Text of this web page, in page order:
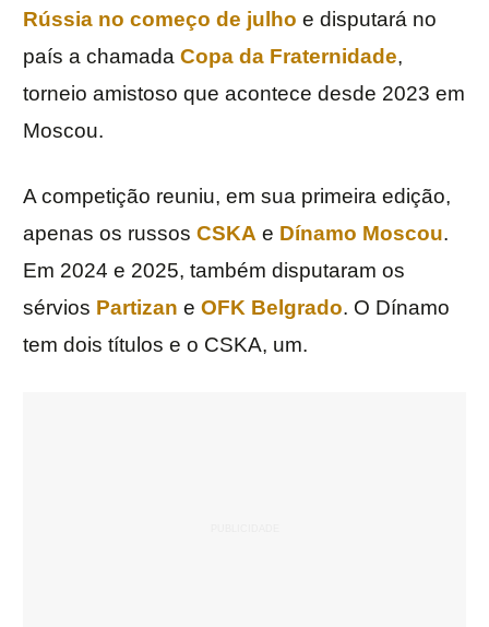
Rússia no começo de julho e disputará no
país a chamada Copa da Fraternidade,
torneio amistoso que acontece desde 2023 em
Moscou.
A competição reuniu, em sua primeira edição,
apenas os russos CSKA e Dínamo Moscou.
Em 2024 e 2025, também disputaram os
sérvios Partizan e OFK Belgrado. O Dínamo
tem dois títulos e o CSKA, um.